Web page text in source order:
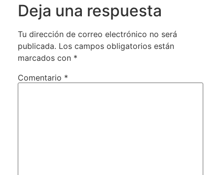
Deja una respuesta
Tu dirección de correo electrónico no será
publicada. Los campos obligatorios están
marcados con *
Comentario *